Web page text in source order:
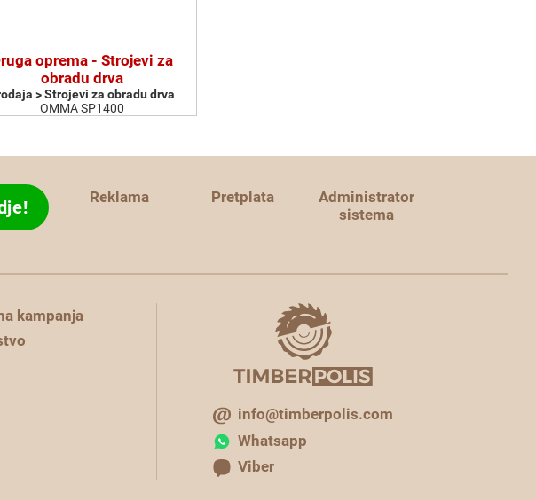
oprema - Strojevi za
obradu drva
> Strojevi za obradu drva
OMMA SP1400
Reklama Pretplata
Administrator
sistema
kampanja
info@timberpolis.com
Whatsapp
Viber